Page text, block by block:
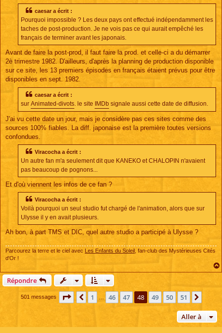
caesar a écrit :
Pourquoi impossible ? Les deux pays ont effectué indépendamment les
taches de post-production. Je ne vois pas ce qui aurait empêché les
français de terminer avant les japonais.
Avant de faire la post-prod, il faut faire la prod. et celle-ci a du démarrer
2è trimestre 1982. D'ailleurs, d'après la planning de production disponible
sur ce site, les 13 premiers épisodes en français étaient prévus pour être
disponibles en sept. 1982.
caesar a écrit :
sur Animated-divots . le site IMDb signale aussi cette date de diffusion.
J'ai vu cette date un jour, mais je considère pas ces sites comme des
sources 100% fiables. La diff. japonaise est la première toutes versions
confondues.
Viracocha a écrit :
Un autre fan m'a seulement dit que KANEKO et CHALOPIN n'avaient
pas beaucoup de pognons...
Et d'où viennent les infos de ce fan ?
Viracocha a écrit :
Voilà pourquoi un seul studio fut chargé de l'animation, alors que sur
Ulysse il y en avait plusieurs.
Ah bon, à part TMS et DIC, quel autre studio a participé à Ulysse ?
Parcourez la terre et le ciel avec Les Enfants du Soleil , fan-club des Mystérieuses Cités
d'Or !
Répondre
501 messages Page 48 sur 51
Précédente
1 46 47 48 49 50 51
Aller à